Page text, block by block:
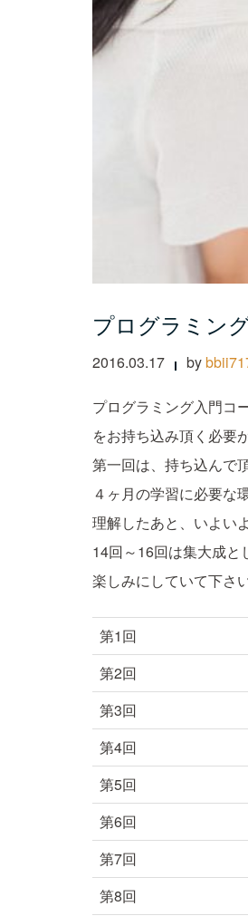
プログラミン
2016.03.17 by
プログラミング入門コ
をお持ち込み頂く必要
第一回は、持ち込んで
４ヶ月の学習に必要な
理解したあと、いよい
14回～16回は集大成と
楽しみにしていて下さ
第1回
第2回
第3回
第4回
第5回
第6回
第7回
第8回